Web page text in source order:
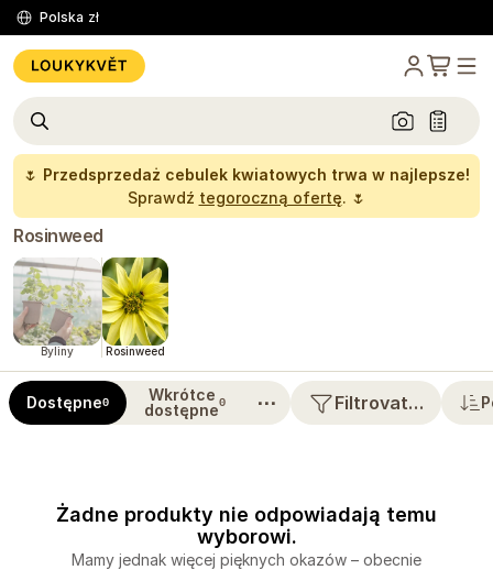
Polska zł
🌷 Przedsprzedaż cebulek kwiatowych trwa w najlepsze!
Sprawdź tegoroczną ofertę. 🌷
Rosinweed
Byliny Rosinweed
Dostępne0
Wkrótce
dostępne0 ⋯ Filtrovat…
Żadne produkty nie odpowiadają temu
wyborowi.
Mamy jednak więcej pięknych okazów – obecnie